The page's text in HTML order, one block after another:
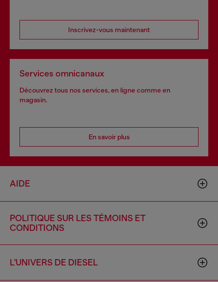
Inscrivez-vous maintenant
Services omnicanaux
Découvrez tous nos services, en ligne comme en
magasin.
En savoir plus
AIDE
POLITIQUE SUR LES TÉMOINS ET
CONDITIONS
L'UNIVERS DE DIESEL